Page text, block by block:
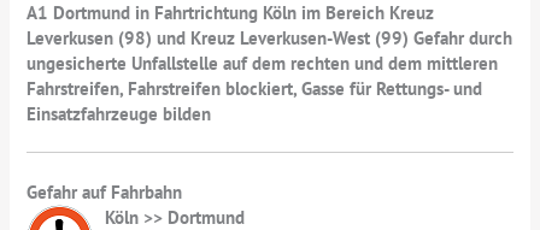
A1 Dortmund in Fahrtrichtung Köln im Bereich Kreuz
Leverkusen (98) und Kreuz Leverkusen-West (99) Gefahr durch
ungesicherte Unfallstelle auf dem rechten und dem mittleren
Fahrstreifen, Fahrstreifen blockiert, Gasse für Rettungs- und
Einsatzfahrzeuge bilden
Gefahr auf Fahrbahn
Köln >> Dortmund